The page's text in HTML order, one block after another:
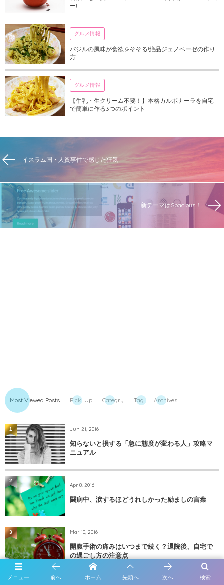
ー!
グルメ情報
バジルの風味が食欲をそそる!絶品ジェノベーゼの作り
方
グルメ情報
【牛乳・生クリーム不要！】本格カルボナーラを自宅
で簡単に作る3つのポイント
イスラム国・人質事件で感じた狂気
新テーマはSpacious！
Most Viewed Posts PickI Up Categry Tag Archives
Jun 21, 2016
知らないと損する「急に態度が変わる人」攻略マ
ニュアル
1
Apr 8, 2016
闘病中、涙するほどうれしかった励ましの言葉
2
Mar 10, 2016
開腹手術の痛みはいつまで続く？退院後、自宅で
の過ごし方の注意点
3
メニュー 検索
前へ ホーム 先頭へ 次へ